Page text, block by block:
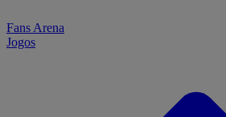
Fans Arena
Jogos